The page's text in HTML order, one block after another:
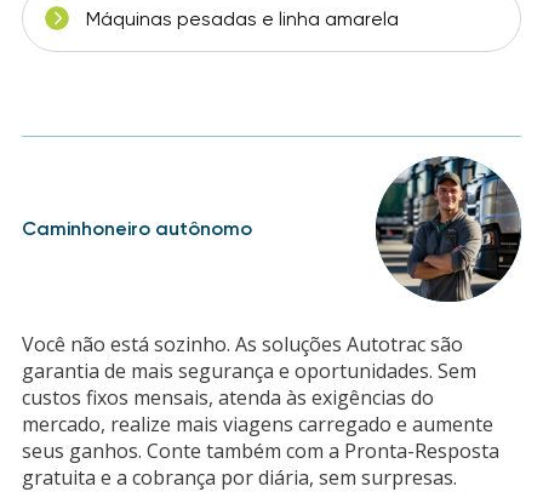
Máquinas pesadas e linha amarela
Caminhoneiro autônomo
Você não está sozinho. As soluções Autotrac são
garantia de mais segurança e oportunidades. Sem
custos fixos mensais, atenda às exigências do
mercado, realize mais viagens carregado e aumente
seus ganhos. Conte também com a Pronta-Resposta
gratuita e a cobrança por diária, sem surpresas.